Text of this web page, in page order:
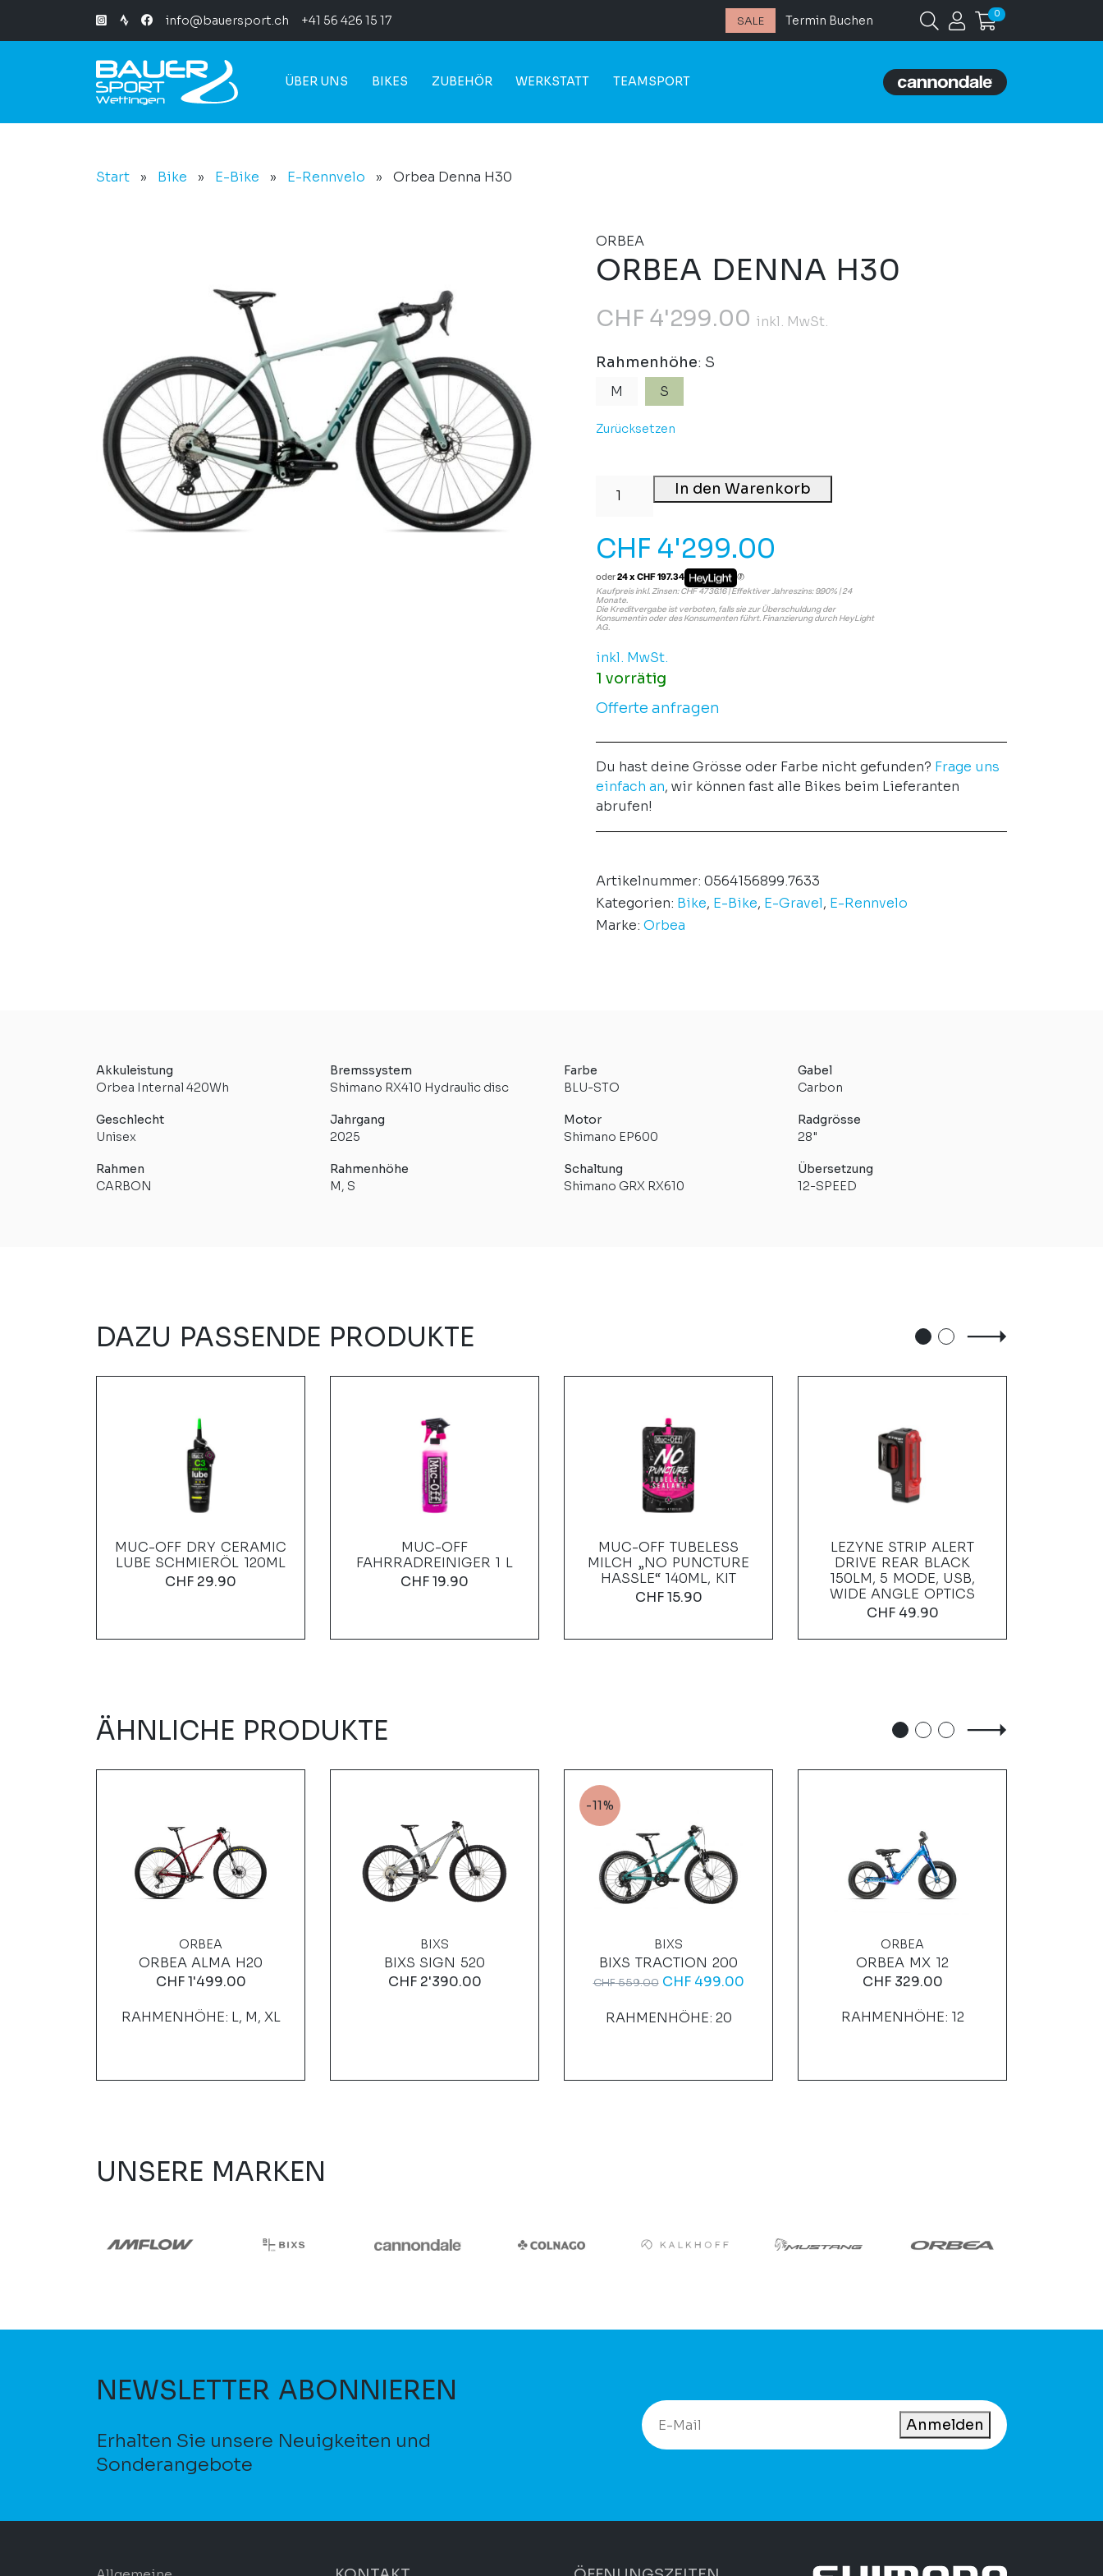
info@bauersport.ch +41 56 426 15 17 SALE Termin Buchen 0
ÜBER UNS BIKES ZUBEHÖR WERKSTATT TEAMSPORT
Start » Bike » E-Bike » E-Rennvelo » Orbea Denna H30
ORBEA
ORBEA DENNA H30
CHF 4'299.00 inkl. MwSt.
Rahmenhöhe: S
M S
Zurücksetzen
In den Warenkorb
CHF 4'299.00
oder24 x CHF 197.34
Kaufpreis inkl. Zinsen: CHF 4736.16 | Effektiver Jahreszins: 9.90% | 24
Monate.
Die Kreditvergabe ist verboten, falls sie zur Überschuldung der
Konsumentin oder des Konsumenten führt. Finanzierung durch HeyLight
AG.
inkl. MwSt.
1 vorrätig
Offerte anfragen
Du hast deine Grösse oder Farbe nicht gefunden? Frage uns
einfach an, wir können fast alle Bikes beim Lieferanten
abrufen!
Artikelnummer: 0564156899.7633
Kategorien: Bike, E-Bike, E-Gravel, E-Rennvelo
Marke: Orbea
Akkuleistung
Orbea Internal 420Wh
Bremssystem
Shimano RX410 Hydraulic disc
Farbe
BLU-STO
Gabel
Carbon
Geschlecht
Unisex
Jahrgang
2025
Motor
Shimano EP600
Radgrösse
28"
Rahmen
CARBON
Rahmenhöhe
M, S
Schaltung
Shimano GRX RX610
Übersetzung
12-SPEED
DAZU PASSENDE PRODUKTE
MUC-OFF DRY CERAMIC
LUBE SCHMIERÖL 120ML
CHF 29.90
MUC-OFF
FAHRRADREINIGER 1 L
CHF19.90
MUC-OFF TUBELESS
MILCH „NO PUNCTURE
HASSLE“ 140ML, KIT
CHF15.90
LEZYNE STRIP ALERT
DRIVE REAR BLACK
150LM, 5 MODE, USB,
WIDE ANGLE OPTICS
CHF49.90
ÄHNLICHE PRODUKTE
ORBEA
ORBEA ALMA H20
CHF1'499.00
RAHMENHÖHE: L, M, XL
BIXS
BIXS SIGN 520
CHF2'390.00
-11%
BIXS
BIXS TRACTION 200
CHF559.00 CHF499.00
RAHMENHÖHE: 20
ORBEA
ORBEA MX 12
CHF329.00
RAHMENHÖHE: 12
UNSERE MARKEN
NEWSLETTER ABONNIEREN
Erhalten Sie unsere Neuigkeiten und
Sonderangebote
Anmelden